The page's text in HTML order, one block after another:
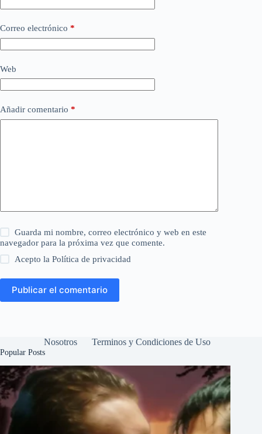
Correo electrónico *
Web
Añadir comentario *
Guarda mi nombre, correo electrónico y web en este
navegador para la próxima vez que comente.
Acepto laPolítica de privacidad
Publicar el comentario
Nosotros Terminos y Condiciones de Uso
Popular Posts